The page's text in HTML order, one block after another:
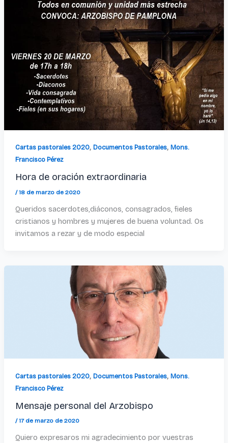
Cartas pastorales 2020, Documentos Pastorales, Mons.
Francisco Pérez
Hora de oración extraordinaria
/18 de marzo de 2020
Queridos sacerdotes,diáconos, consagrados, fieles
cristianos y hombres y mujeres de buena voluntad. Os
invitamos a rezar y de modo especial
Cartas pastorales 2020, Documentos Pastorales, Mons.
Francisco Pérez
Mensaje personal del Arzobispo
/17 de marzo de 2020
Quiero expresaros mi agradecimiento por vuestras